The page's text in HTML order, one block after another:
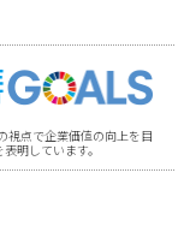
視点で企業価値の向上を目
明しています。